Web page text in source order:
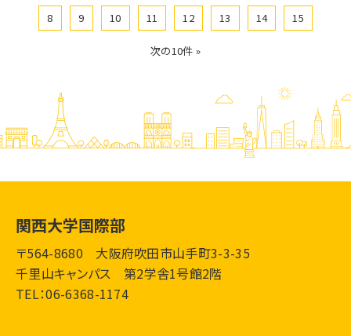
8 9 10 11 12 13 14 15
次の10件 »
関西大学国際部
〒564-8680 大阪府吹田市山手町3-3-35
千里山キャンパス 第2学舎1号館2階
TEL：06-6368-1174